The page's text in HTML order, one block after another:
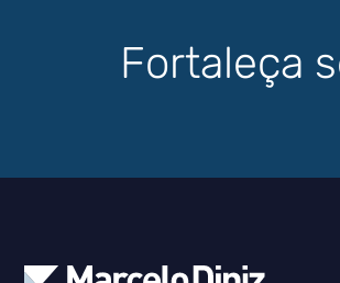
Fortaleça